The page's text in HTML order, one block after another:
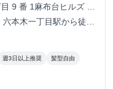
9 番 1麻布台ヒルズ ガ
CAPlTAL HUB内（フ
本木一丁目駅から徒歩
週3日以上推奨 髪型自由